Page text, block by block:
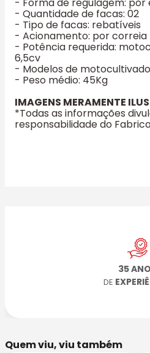
- Forma de regulagem: por
- Quantidade de facas: 02
- Tipo de facas: rebatíveis
- Acionamento: por correia
- Potência requerida:
6,5cv
- Modelos de
- Peso médio: 45Kg
IMAGENS MERAMENTE
*Todas as informações
responsabilidade do
35
DE
Quem viu, viu também